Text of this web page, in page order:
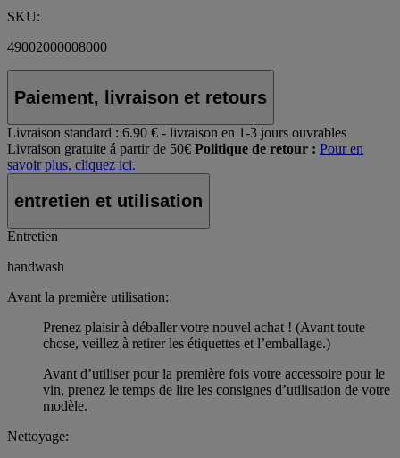
SKU:
49002000008000
Paiement, livraison et retours
Livraison standard : 6.90 € - livraison en 1-3 jours ouvrables
Livraison gratuite á partir de 50€ Politique de retour : Pour en
savoir plus, cliquez ici.
entretien et utilisation
Entretien
handwash
Avant la première utilisation:
Prenez plaisir à déballer votre nouvel achat ! (Avant toute
chose, veillez à retirer les étiquettes et l’emballage.)
Avant d’utiliser pour la première fois votre accessoire pour le
vin, prenez le temps de lire les consignes d’utilisation de votre
modèle.
Nettoyage: